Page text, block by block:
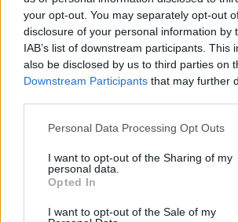
your opt-out. You may separately opt-out
disclosure of your personal information by
IAB’s list of downstream participants. This
also be disclosed by us to third parties on
Downstream Participants that may further
Personal Data Processing Opt Outs
I want to opt-out of the Sharing of my
personal data.
Opted In
I want to opt-out of the Sale of my
conversazioni e scoprire contenuti
completamente nuovi.Adam
Taboola, dichiara:. "Nel corso della
mai visto gli utenti apprezzare tanto
prodotto, capace di generare allo
coinvolgimento così elevato e
pubblicitarie così significative".
modelli di AI. "Sono convinto che il
all’AI sarà alla fine definito da due tipi
DeeperDive abbiamo l’opportunità di